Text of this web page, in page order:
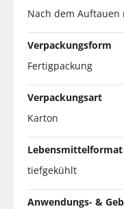
Nach dem
Verpackungsform
Fertigpackung
Verpackungsart
Karton
Lebensmittelformat
tiefgekühlt
Anwendungs- &